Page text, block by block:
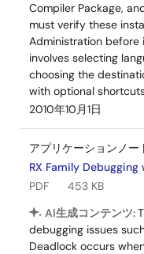
Compiler Package,
must verify these
Administration before
involves selecting
choosing the
with optional
2010年10月1日
アプリケーションノー
RX Family
PDF
453 KB
AI生成コンテンツ:
debugging issues
Deadlock occurs